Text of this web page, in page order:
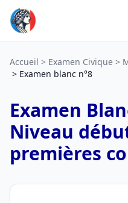
Accueil Examen Civique
Examen blanc n°8
Examen
Niveau
premières